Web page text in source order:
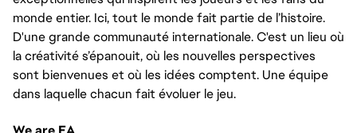
monde entier. Ici, tout le monde fait partie de l’histoire.
D'une grande communauté internationale. C'est un lieu où
la créativité s’épanouit, où les nouvelles perspectives
sont bienvenues et où les idées comptent. Une équipe
dans laquelle chacun fait évoluer le jeu.